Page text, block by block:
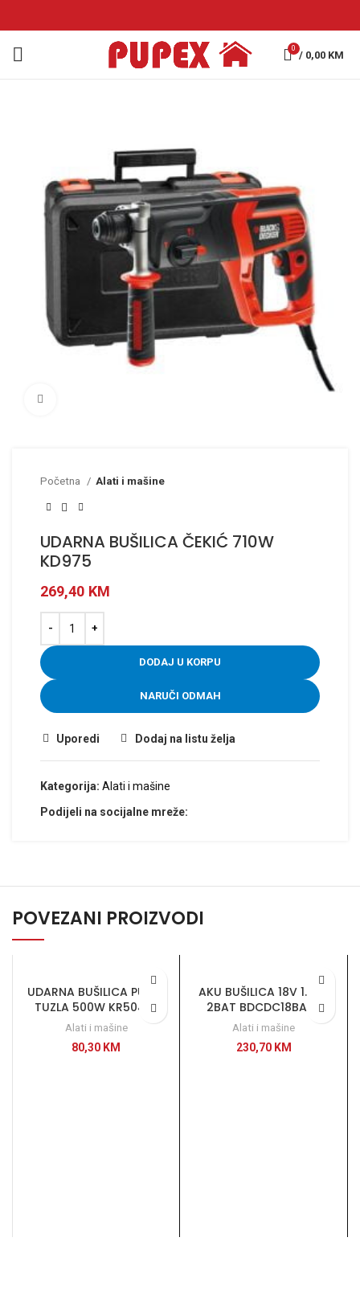
0
/ 0,00 KM
Početna Alati i mašine
UDARNA BUŠILICA ČEKIĆ 710W
KD975
269,40 KM
DODAJ U KORPU
NARUČI ODMAH
Uporedi Dodaj na listu želja
Kategorija: Alati i mašine
Podijeli na socijalne mreže:
POVEZANI PROIZVODI
UDARNA BUŠILICA PUPEX
TUZLA 500W KR504RE
Alati i mašine
80,30 KM
AKU BUŠILICA 18V 1.5Ah
2BAT BDCDC18BAFC
Alati i mašine
230,70 KM